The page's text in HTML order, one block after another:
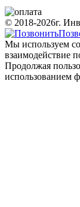
© 2018-2026г.
Мы используем
взаимодействие
Продолжая
использованием